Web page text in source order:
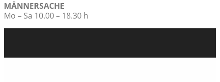
MÄNNERSACHE
Mo – Sa 10.00 – 18.30 h